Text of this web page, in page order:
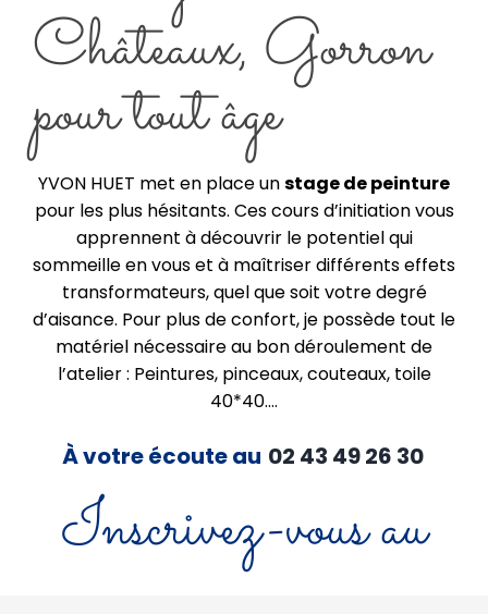
Inscrivez-vous au
Châteaux, Gorron
pour tout âge
YVON HUET met en place unstage de peinture
pour les plus hésitants. Ces cours d’initiation vous
apprennent à découvrir le potentiel qui
sommeille en vous et à maîtriser différents effets
transformateurs, quel que soit votre degré
d’aisance. Pour plus de confort, je possède tout le
matériel nécessaire au bon déroulement de
l’atelier : Peintures, pinceaux, couteaux, toile
40*40….
À votre écoute au 02 43 49 26 30